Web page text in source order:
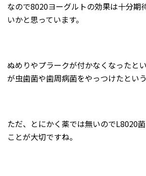
なので8020ヨーグルトの効果は十分期
いかと思っています。
ぬめりやプラークが付かなくなったと
が虫歯菌や歯周病菌をやっつけたという
ただ、とにかく薬では無いのでL8020
ことが大切ですね。